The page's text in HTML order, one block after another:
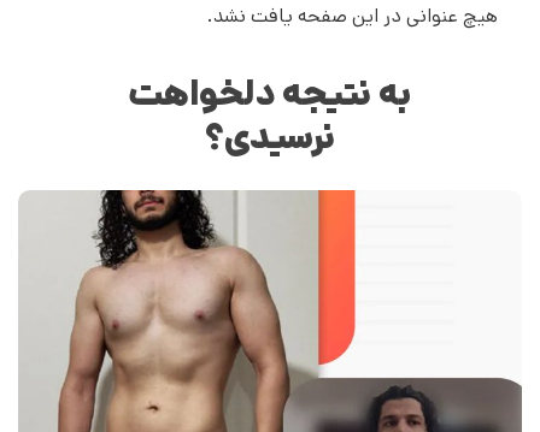
هیچ عنوانی در این صفحه یافت نشد.
به نتیجه دلخواهت
نرسیدی؟